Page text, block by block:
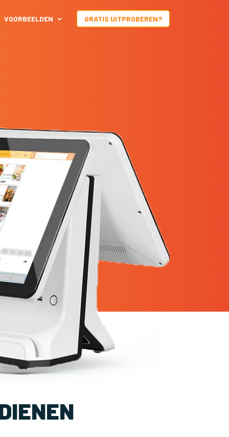
VOORBEELDEN GRATIS UITPROBEREN?